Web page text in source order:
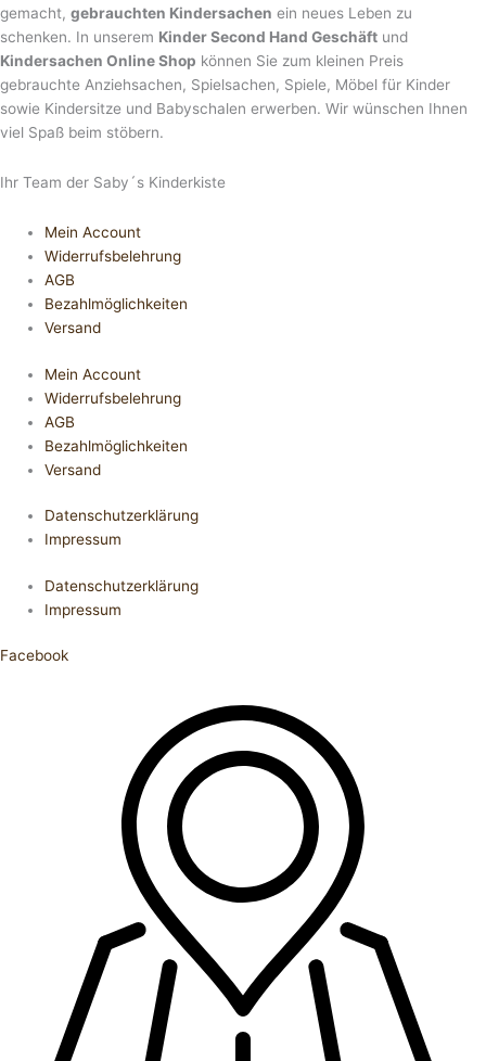
gemacht, gebrauchten Kindersachen ein neues Leben zu
schenken. In unserem Kinder Second Hand Geschäft und
Kindersachen Online Shop können Sie zum kleinen Preis
gebrauchte Anziehsachen, Spiel­sachen, Spiele, Möbel für Kinder
sowie Kindersitze und Babyschalen erwerben. Wir wünschen Ihnen
viel Spaß beim stöbern.
Ihr Team der Saby´s Kinderkiste
Mein Account
Widerrufsbelehrung
AGB
Bezahlmöglichkeiten
Versand
Mein Account
Widerrufsbelehrung
AGB
Bezahlmöglichkeiten
Versand
Datenschutzerklärung
Impressum
Datenschutzerklärung
Impressum
Facebook